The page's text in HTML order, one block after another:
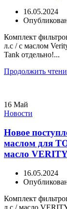
16.05.2024
Комплект
л.с / с маслом
Tank отдельно!...
Продолжить
16 Май
Новости
Новое
маслом для
масло
16.05.2024
Комплект
л.с / масло